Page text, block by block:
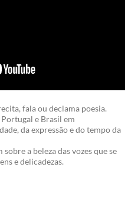
fala ou declama poesia.
Portugal e Brasil em
da expressão e do tempo da
a beleza das vozes que se
e delicadezas.